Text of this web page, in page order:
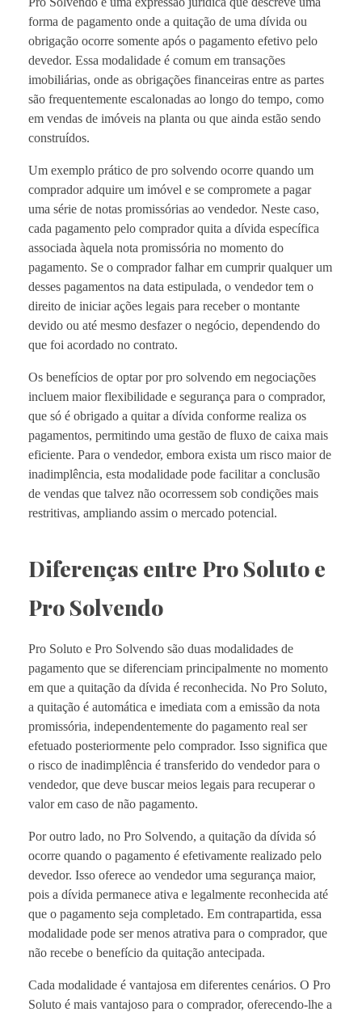
forma de pagamento onde a quitação de uma dívida ou
obrigação ocorre somente após o pagamento efetivo pelo
devedor. Essa modalidade é comum em transações
imobiliárias, onde as obrigações financeiras entre as partes
são frequentemente escalonadas ao longo do tempo, como
em vendas de imóveis na planta ou que ainda estão sendo
construídos.
Um exemplo prático de pro solvendo ocorre quando um
comprador adquire um imóvel e se compromete a pagar
uma série de notas promissórias ao vendedor. Neste caso,
cada pagamento pelo comprador quita a dívida específica
associada àquela nota promissória no momento do
pagamento. Se o comprador falhar em cumprir qualquer um
desses pagamentos na data estipulada, o vendedor tem o
direito de iniciar ações legais para receber o montante
devido ou até mesmo desfazer o negócio, dependendo do
que foi acordado no contrato.
Os benefícios de optar por pro solvendo em negociações
incluem maior flexibilidade e segurança para o comprador,
que só é obrigado a quitar a dívida conforme realiza os
pagamentos, permitindo uma gestão de fluxo de caixa mais
eficiente. Para o vendedor, embora exista um risco maior de
inadimplência, esta modalidade pode facilitar a conclusão
de vendas que talvez não ocorressem sob condições mais
restritivas, ampliando assim o mercado potencial.
Diferenças entre Pro Soluto e
Pro Solvendo
Pro Soluto e Pro Solvendo são duas modalidades de
pagamento que se diferenciam principalmente no momento
em que a quitação da dívida é reconhecida. No Pro Soluto,
a quitação é automática e imediata com a emissão da nota
promissória, independentemente do pagamento real ser
efetuado posteriormente pelo comprador. Isso significa que
o risco de inadimplência é transferido do vendedor para o
vendedor, que deve buscar meios legais para recuperar o
valor em caso de não pagamento.
Por outro lado, no Pro Solvendo, a quitação da dívida só
ocorre quando o pagamento é efetivamente realizado pelo
devedor. Isso oferece ao vendedor uma segurança maior,
pois a dívida permanece ativa e legalmente reconhecida até
que o pagamento seja completado. Em contrapartida, essa
modalidade pode ser menos atrativa para o comprador, que
não recebe o benefício da quitação antecipada.
Cada modalidade é vantajosa em diferentes cenários. O Pro
Soluto é mais vantajoso para o comprador, oferecendo-lhe a